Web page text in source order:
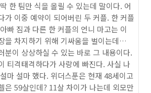
한 팀만 식을 올릴 수 있는데 말이다. 어
가 이중 예약이 되어버린 두 커플. 한 커플
빠 짐과 다른 한 커플의 언니 마고는 이
을 차지하기 위해 기싸움을 벌이는데…
분이 상상하실 수 있는 바로 그 내용이다.
티격태격하다가 사랑에 빠진다. 사실 나
마 설마 했다. 위더스푼은 현재 48세이고
은 59살인데? 11살 차이가 나는데 외모만